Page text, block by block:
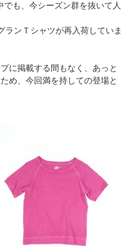
も、今シーズン群を抜いて人
ランＴシャツが再入荷していま
に掲載する間もなく、あっと
め、今回満を持しての登場と